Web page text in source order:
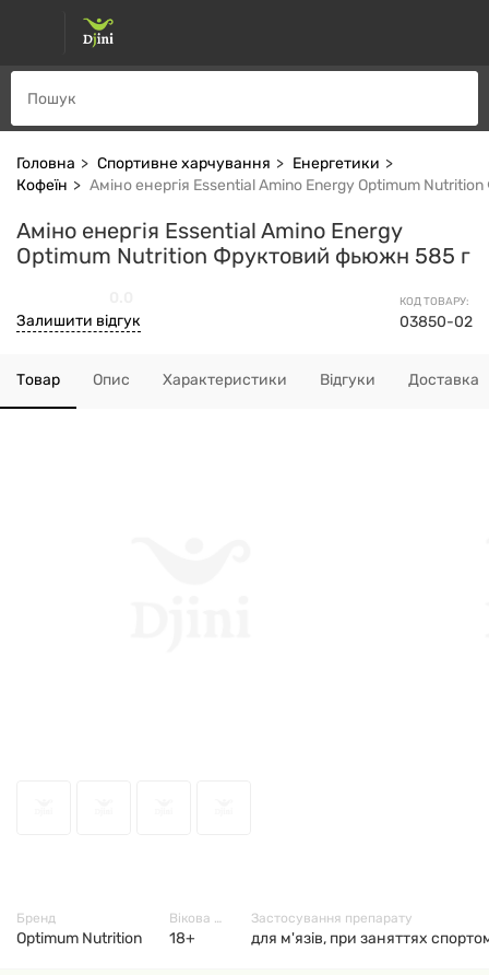
Головна Спортивне харчування
Енергетики
Кофеїн
Аміно енергія Essential Amino Energy Optimum
Аміно енергія Essential Amino Energy
Optimum Nutrition Фруктовий фьюжн 585 г
КОД ТОВАРУ:
03850-02
Залишити відгук
Товар Опис Характеристики Відгуки Доставка
Бренд
Optimum Nutrition
Вікова група
18+
Застосування препарату
для м'язів, при заняттях